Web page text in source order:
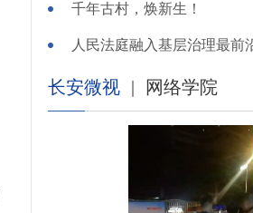
千年古村，焕新生！
人民法庭融入基层治理最前
长安微视 | 网络学院